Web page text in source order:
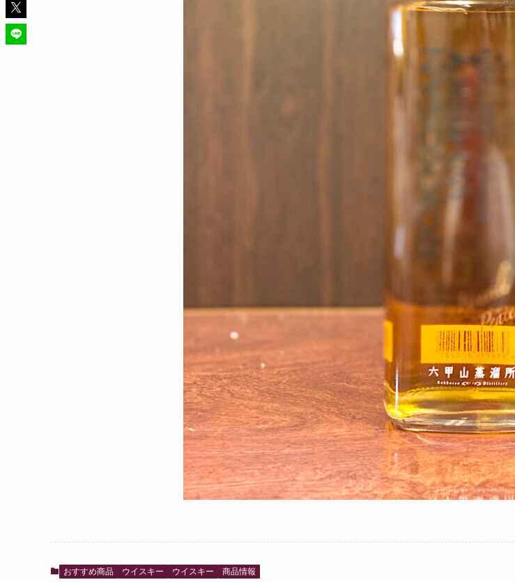
おすすめ商品 ウイスキー ウイスキー 商品情報